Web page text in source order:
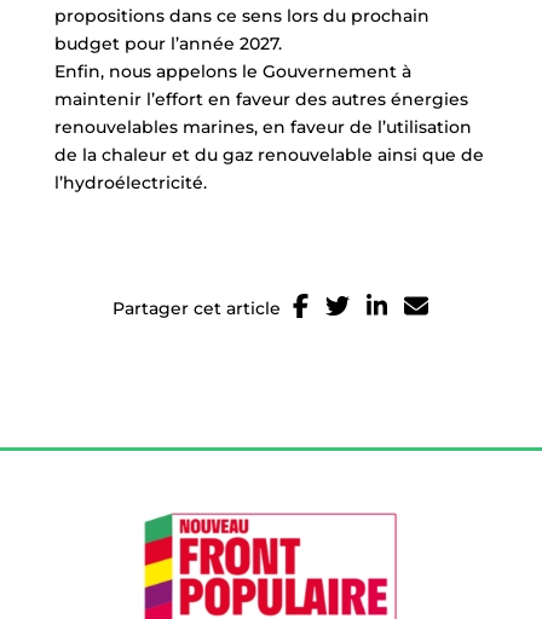
propositions dans ce sens lors du prochain
budget pour l’année 2027.
Enfin, nous appelons le Gouvernement à
maintenir l’effort en faveur des autres énergies
renouvelables marines, en faveur de l’utilisation
de la chaleur et du gaz renouvelable ainsi que de
l’hydroélectricité.
Partager cet article